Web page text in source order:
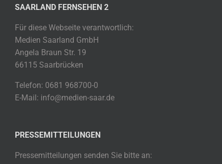
SAARLAND FERNSEHEN 2
Für diese Webseite verantwortlich:
Medien Saarland GmbH
Angela Braun Str. 19
66115 Saarbrücken
Telefon: 0681 968700-0
E-Mail: info@medien-saar.de
PRESSEMITTEILUNGEN
Pressemitteilungen senden Sie bitte an: